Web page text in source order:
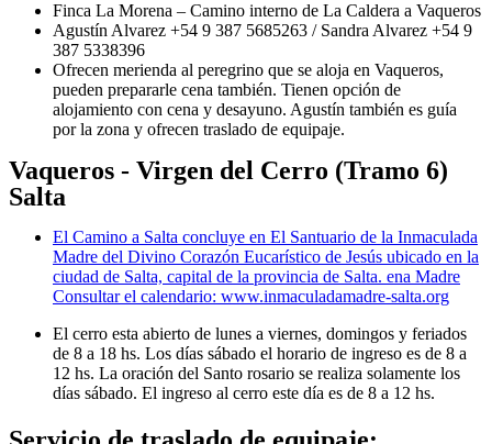
Finca La Morena – Camino interno de La Caldera a Vaqueros
Agustín Alvarez +54 9 387 5685263 / Sandra Alvarez +54 9
387 5338396
Ofrecen merienda al peregrino que se aloja en Vaqueros,
pueden prepararle cena también. Tienen opción de
alojamiento con cena y desayuno. Agustín también es guía
por la zona y ofrecen traslado de equipaje.
Vaqueros - Virgen del Cerro (Tramo 6)
Salta
El Camino a Salta concluye en El Santuario de la Inmaculada
Madre del Divino Corazón Eucarístico de Jesús ubicado en la
ciudad de Salta, capital de la provincia de Salta. ena Madre
Consultar el calendario: www.inmaculadamadre-salta.org
El cerro esta abierto de lunes a viernes, domingos y feriados
de 8 a 18 hs. Los días sábado el horario de ingreso es de 8 a
12 hs. La oración del Santo rosario se realiza solamente los
días sábado. El ingreso al cerro este día es de 8 a 12 hs.